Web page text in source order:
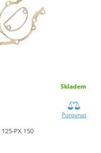
Skladem
Porovnat
125-PX 150